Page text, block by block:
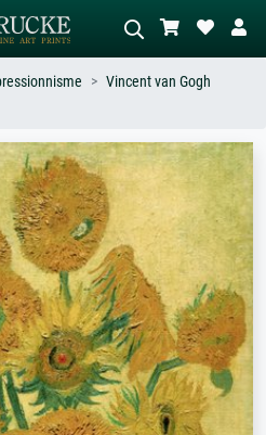
–
Décrivez la scène – ex. prairie verte,
abstrait avec beaucoup de rouge,
tableau sombre, nu debout près d'un
Vincent van Gogh